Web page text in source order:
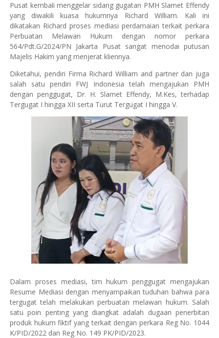
Pusat kembali menggelar sidang gugatan PMH Slamet Effendy
yang diwakili kuasa hukumnya Richard William. Kali ini
dikatakan Richard proses mediasi perdamaian terkait perkara
Perbuatan Melawan Hukum dengan nomor perkara
564/Pdt.G/2024/PN Jakarta Pusat sangat menodai putusan
Majelis Hakim yang menjerat kliennya.
Diketahui, pendiri Firma Richard William and partner dan juga
salah satu pendiri FWJ Indonesia telah mengajukan PMH
dengan penggugat, Dr. H. Slamet Effendy, M.Kes, terhadap
Tergugat I hingga XII serta Turut Tergugat I hingga V.
Dalam proses mediasi, tim hukum penggugat mengajukan
Resume Mediasi dengan menyampaikan tuduhan bahwa para
tergugat telah melakukan perbuatan melawan hukum. Salah
satu poin penting yang diangkat adalah dugaan penerbitan
produk hukum fiktif yang terkait dengan perkara Reg No. 1044
K/PID/2022 dan Reg No. 149 PK/PID/2023.